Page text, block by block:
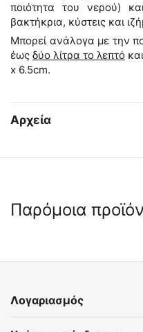
ποιότητα του νερού)
βακτήκρια, κύστεις και
Μπορεί ανάλογα με την
έως δύο λίτρα το λεπτό
x 6.5cm.
Αρχεία
Παρόμοια
TH. GEYER Φακελάκια
Λογαριασμός